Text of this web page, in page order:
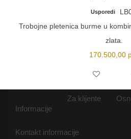
Usporedi
Trobojne pletenica burme u
zlata.
170.500,00
Informacije
Za klijente
Kontakt informacije